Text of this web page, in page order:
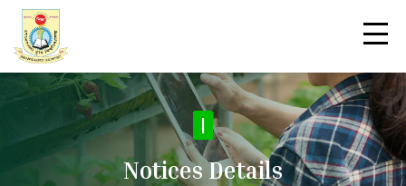
Notices Details